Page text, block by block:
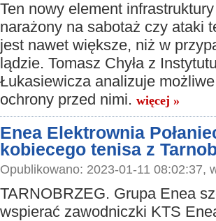
Ten nowy element
narażony na sabotaż czy ataki
jest nawet większe, niż w
lądzie. Tomasz Chyła z
Łukasiewicza analizuje
ochrony przed nimi. więcej »
Enea Elektrownia
kobiecego tenisa z
Opublikowano: 2023-01-11 08:02:37,
TARNOBRZEG. Grupa Enea
wspierać zawodniczki KTS